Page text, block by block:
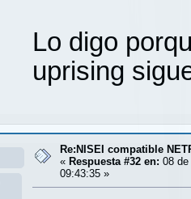
Lo digo
uprising
Re:NISEI compatible
« Respuesta #32 en: 08 de
09:43:35 »